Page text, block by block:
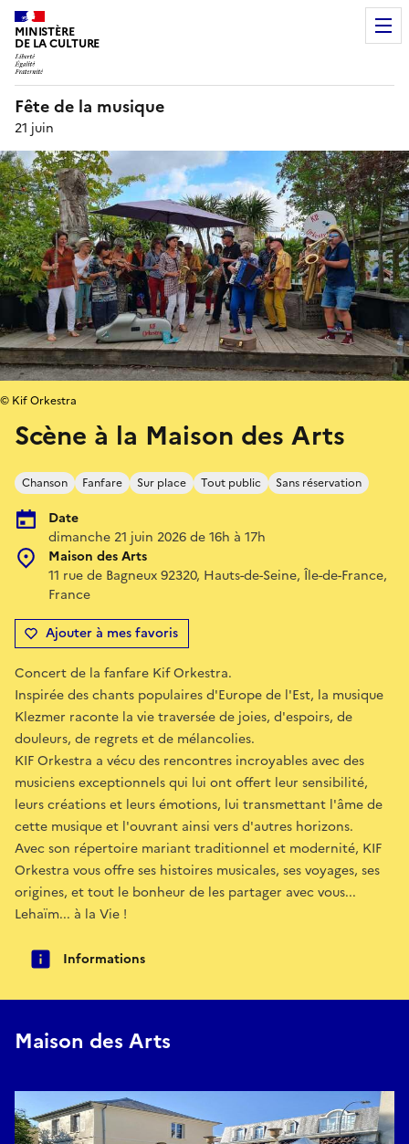
MINISTÈRE
DE LA CULTURE
Fête de la musique
21 juin
Scène à la Maison des Arts
Chanson Fanfare Sur place Tout public Sans réservation
Date
dimanche 21 juin 2026 de 16h à 17h
Maison des Arts
11 rue de Bagneux 92320, Hauts-de-Seine, Île-de-France,
France
Ajouter à mes favoris
© Kif Orkestra
Concert de la fanfare Kif Orkestra.
Inspirée des chants populaires d'Europe de l'Est, la musique
Klezmer raconte la vie traversée de joies, d'espoirs, de
douleurs, de regrets et de mélancolies.
KIF Orkestra a vécu des rencontres incroyables avec des
musiciens exceptionnels qui lui ont offert leur sensibilité,
leurs créations et leurs émotions, lui transmettant l'âme de
cette musique et l'ouvrant ainsi vers d'autres horizons.
Avec son répertoire mariant traditionnel et modernité, KIF
Orkestra vous offre ses histoires musicales, ses voyages, ses
origines, et tout le bonheur de les partager avec vous...
Lehaïm... à la Vie !
Informations
Maison des Arts